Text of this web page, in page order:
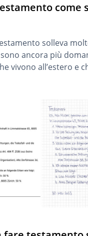
come
solleva
ancora più
vivono all’estero e
in conformità
scoprire cosa
scrivono il loro